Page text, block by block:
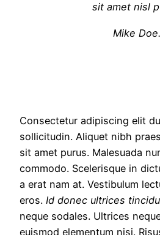
sit amet nisl
Mike Doe.
Consectetur adipiscing elit
sollicitudin. Aliquet nibh
sit amet purus. Malesuada
commodo. Scelerisque in
a erat nam at. Vestibulum
eros. Id donec ultrices
neque sodales. Ultrices
euismod elementum nisi.